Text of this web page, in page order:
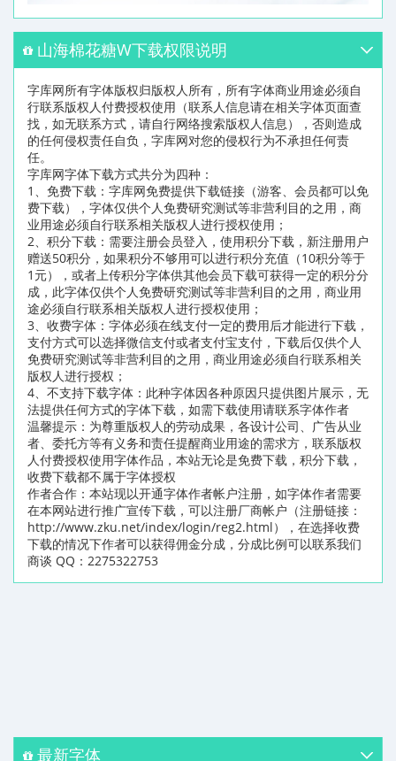
山海棉花糖W下载权限说明
字库网所有字体版权归版权人所有，所有字体商业用途必须自
行联系版权人付费授权使用（联系人信息请在相关字体页面查
找，如无联系方式，请自行网络搜索版权人信息），否则造成
的任何侵权责任自负，字库网对您的侵权行为不承担任何责
任。
字库网字体下载方式共分为四种：
1、免费下载：字库网免费提供下载链接（游客、会员都可以免
费下载），字体仅供个人免费研究测试等非营利目的之用，商
业用途必须自行联系相关版权人进行授权使用；
2、积分下载：需要注册会员登入，使用积分下载，新注册用户
赠送50积分，如果积分不够用可以进行积分充值（10积分等于
1元），或者上传积分字体供其他会员下载可获得一定的积分分
成，此字体仅供个人免费研究测试等非营利目的之用，商业用
途必须自行联系相关版权人进行授权使用；
3、收费字体：字体必须在线支付一定的费用后才能进行下载，
支付方式可以选择微信支付或者支付宝支付，下载后仅供个人
免费研究测试等非营利目的之用，商业用途必须自行联系相关
版权人进行授权；
4、不支持下载字体：此种字体因各种原因只提供图片展示，无
法提供任何方式的字体下载，如需下载使用请联系字体作者
温馨提示：为尊重版权人的劳动成果，各设计公司、广告从业
者、委托方等有义务和责任提醒商业用途的需求方，联系版权
人付费授权使用字体作品，本站无论是免费下载，积分下载，
收费下载都不属于字体授权
作者合作：本站现以开通字体作者帐户注册，如字体作者需要
在本网站进行推广宣传下载，可以注册厂商帐户（注册链接：
http://www.zku.net/index/login/reg2.html），在选择收费
下载的情况下作者可以获得佣金分成，分成比例可以联系我们
商谈 QQ：2275322753
最新字体